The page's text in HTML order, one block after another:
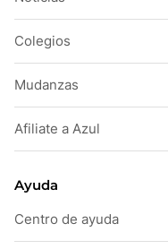
Colegios
Mudanzas
Afiliate a Azul
Ayuda
Centro de ayuda